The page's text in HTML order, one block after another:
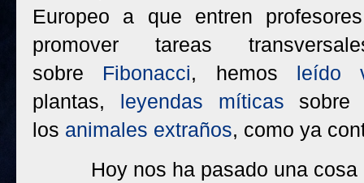
Europeo a que entren
promover tareas
sobre Fibonacci, hemos leído
plantas, leyendas míticas sobre
los animales extraños, como ya
Hoy nos ha pasado una